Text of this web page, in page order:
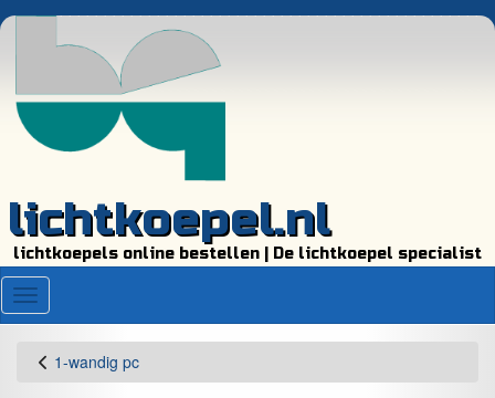
lichtkoepel.nl
lichtkoepels online bestellen | De lichtkoepel specialist
Menu
1-wandig pc